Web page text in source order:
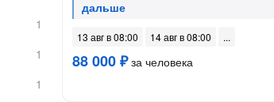
13 авг в 08:00 14 авг в 08:00
88 000 ₽за человека